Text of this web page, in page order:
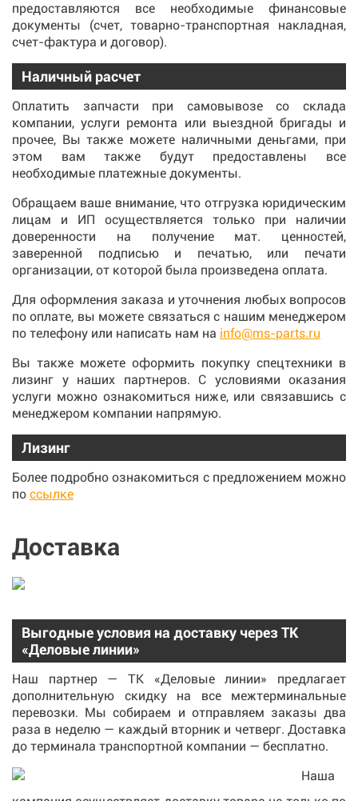
предоставляются все необходимые финансовые
документы (счет, товарно-транспортная накладная,
счет-фактура и договор).
Наличный расчет
Оплатить запчасти при самовывозе со склада
компании, услуги ремонта или выездной бригады и
прочее, Вы также можете наличными деньгами, при
этом вам также будут предоставлены все
необходимые платежные документы.
Обращаем ваше внимание, что отгрузка юридическим
лицам и ИП осуществляется только при наличии
доверенности на получение мат. ценностей,
заверенной подписью и печатью, или печати
организации, от которой была произведена оплата.
Для оформления заказа и уточнения любых вопросов
по оплате, вы можете связаться с нашим менеджером
по телефону или написать нам на info@ms-parts.ru
Вы также можете оформить покупку спецтехники в
лизинг у наших партнеров. С условиями оказания
услуги можно ознакомиться ниже, или связавшись с
менеджером компании напрямую.
Лизинг
Более подробно ознакомиться с предложением можно
по ссылке
Доставка
Выгодные условия на доставку через ТК
«Деловые линии»
Наш партнер — ТК «Деловые линии» предлагает
дополнительную скидку на все межтерминальные
перевозки. Мы собираем и отправляем заказы два
раза в неделю — каждый вторник и четверг. Доставка
до терминала транспортной компании — бесплатно.
Наша